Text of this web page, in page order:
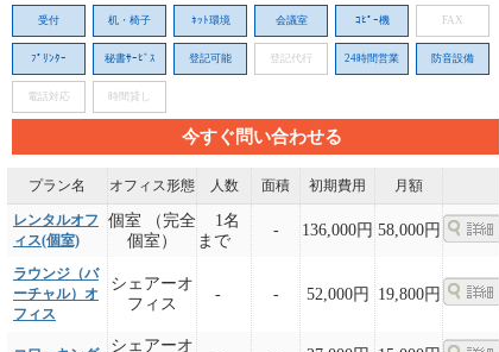
受付 机・椅子 ﾈｯﾄ環境 会議室 ｺﾋﾟｰ機 FAX
ﾌﾟﾘﾝﾀｰ 秘書ｻｰﾋﾞｽ 登記可能 登記代行 24時間営業 防音設備
電話対応 時間貸し
今すぐ問い合わせる
プラン名 オフィス形態 人数 面積 初期費用 月額
レンタルオフ
ィス(個室)
個室 （完全
個室）
1名
まで
- 136,000円 58,000円
ラウンジ（バ
ーチャル）オ
フィス
シェアーオ
フィス
- - 52,000円 19,800円
シェアーオ